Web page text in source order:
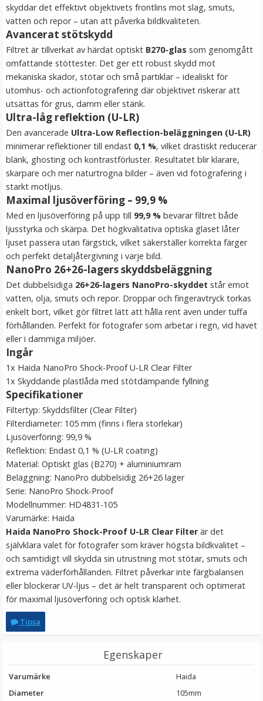
Puluz Universal blixtsko till 1/4" hane
★★★★★
LÄGG I VARUKORG
★★★
LÄGG I VARUKORG
JJC GC-2 Gråkort 8.5x5.4cm
★★★★★
skyddar det effektivt objektivets frontlins mot slag, smuts,
vatten och repor – utan att påverka bildkvaliteten.
Avancerat stötskydd
Filtret är tillverkat av härdat optiskt B270-glas som genomgått
omfattande stöttester. Det ger ett robust skydd mot
mekaniska skador, stötar och små partiklar – idealiskt för
utomhus- och actionfotografering där objektivet riskerar att
utsättas för grus, damm eller stänk.
Ultra-låg reflektion (U-LR)
Den avancerade Ultra-Low Reflection-beläggningen (U-LR)
minimerar reflektioner till endast 0,1 %, vilket drastiskt reducerar
blänk, ghosting och kontrastförluster. Resultatet blir klarare,
skarpare och mer naturtrogna bilder – även vid fotografering i
starkt motljus.
Maximal ljusöverföring – 99,9 %
Med en ljusöverföring på upp till 99,9 % bevarar filtret både
ljusstyrka och skärpa. Det högkvalitativa optiska glaset låter
ljuset passera utan färgstick, vilket säkerställer korrekta färger
och perfekt detaljåtergivning i varje bild.
NanoPro 26+26-lagers skyddsbeläggning
Det dubbelsidiga 26+26-lagers NanoPro-skyddet står emot
vatten, olja, smuts och repor. Droppar och fingeravtryck torkas
enkelt bort, vilket gör filtret lätt att hålla rent även under tuffa
förhållanden. Perfekt för fotografer som arbetar i regn, vid havet
eller i dammiga miljöer.
Ingår
1x Haida NanoPro Shock-Proof U-LR Clear Filter
1x Skyddande plastlåda med stötdämpande fyllning
Specifikationer
Filtertyp: Skyddsfilter (Clear Filter)
Filterdiameter: 105 mm (finns i flera storlekar)
Ljusöverföring: 99,9 %
Reflektion: Endast 0,1 % (U-LR coating)
Material: Optiskt glas (B270) + aluminiumram
Beläggning: NanoPro dubbelsidig 26+26 lager
Serie: NanoPro Shock-Proof
Modellnummer: HD4831-105
Varumärke: Haida
Haida NanoPro Shock-Proof U-LR Clear Filter är det
självklara valet för fotografer som kräver högsta bildkvalitet –
och samtidigt vill skydda sin utrustning mot stötar, smuts och
extrema väderförhållanden. Filtret påverkar inte färgbalansen
eller blockerar UV-ljus – det är helt transparent och optimerat
för maximal ljusöverföring och optisk klarhet.
Tipsa
Egenskaper
Varumärke
Haida
Diameter
105mm